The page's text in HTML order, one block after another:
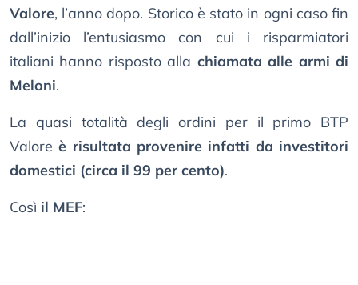
Valore, l’anno dopo. Storico è stato in ogni caso fin
dall’inizio l’entusiasmo con cui i risparmiatori
italiani hanno risposto alla chiamata alle armi di
Meloni.
La quasi totalità degli ordini per il primo BTP
Valoreè risultata provenire infatti da investitori
domestici (circa il 99 per cento).
Così il MEF: